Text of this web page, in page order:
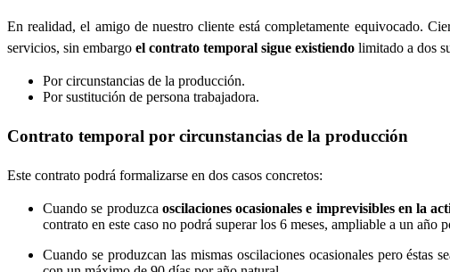
En realidad, el amigo de nuestro cliente está completamente equivocado.
servicios, sin embargo el contrato temporal sigue existiendo limitado a dos
Por circunstancias de la producción.
Por sustitución de persona trabajadora.
Contrato temporal por circunstancias de la producción
Este contrato podrá formalizarse en dos casos concretos:
Cuando se produzca oscilaciones ocasionales e imprevisibles en la
contrato en este caso no podrá superar los 6 meses, ampliable a un año
Cuando se produzcan las mismas oscilaciones ocasionales pero